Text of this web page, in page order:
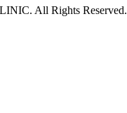
All Rights Reserved.